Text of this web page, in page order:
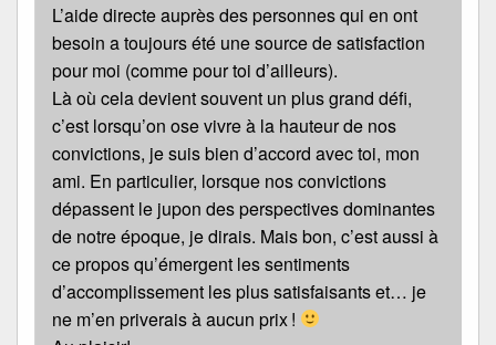
L’aide directe auprès des personnes qui en ont
besoin a toujours été une source de satisfaction
pour moi (comme pour toi d’ailleurs).
Là où cela devient souvent un plus grand défi,
c’est lorsqu’on ose vivre à la hauteur de nos
convictions, je suis bien d’accord avec toi, mon
ami. En particulier, lorsque nos convictions
dépassent le jupon des perspectives dominantes
de notre époque, je dirais. Mais bon, c’est aussi à
ce propos qu’émergent les sentiments
d’accomplissement les plus satisfaisants et… je
ne m’en priverais à aucun prix !